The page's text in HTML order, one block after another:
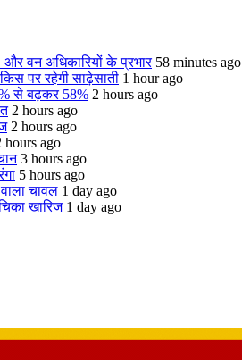
वन अधिकारियों के प्रभार 58 minutes ago
पर रहेगी साढ़ेसाती 1 hour ago
से बढ़कर 58% 2 hours ago
2 hours ago
2 hours ago
hours ago
3 hours ago
5 hours ago
चावल 1 day ago
खारिज 1 day ago